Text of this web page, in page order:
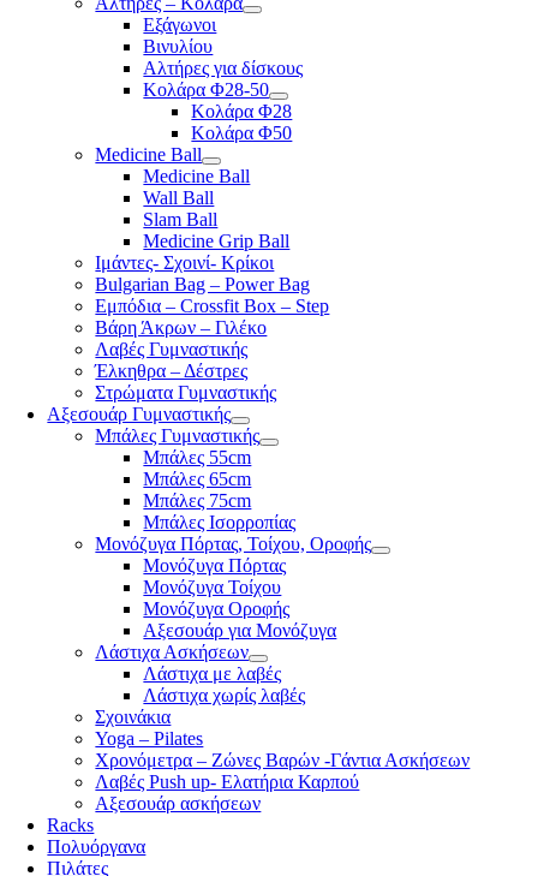
Εξάγωνοι
Βινυλίου
Αλτήρες για δίσκους
Κολάρα Φ28-50
Κολάρα Φ28
Κολάρα Φ50
Medicine Ball
Medicine Ball
Wall Ball
Slam Ball
Medicine Grip Ball
Ιμάντες- Σχοινί- Κρίκοι
Bulgarian Bag – Power Bag
Εμπόδια – Crossfit Box – Step
Βάρη Άκρων – Γιλέκο
Λαβές Γυμναστικής
Έλκηθρα – Δέστρες
Στρώματα Γυμναστικής
Αξεσουάρ Γυμναστικής
Μπάλες Γυμναστικής
Μπάλες 55cm
Μπάλες 65cm
Μπάλες 75cm
Μπάλες Ισορροπίας
Μονόζυγα Πόρτας, Τοίχου, Οροφής
Μονόζυγα Πόρτας
Μονόζυγα Τοίχου
Μονόζυγα Οροφής
Αξεσουάρ για Μονόζυγα
Λάστιχα Ασκήσεων
Λάστιχα με λαβές
Λάστιχα χωρίς λαβές
Σχοινάκια
Yoga – Pilates
Χρονόμετρα – Ζώνες Βαρών -Γάντια Ασκήσεων
Λαβές Push up- Ελατήρια Καρπού
Αξεσουάρ ασκήσεων
Racks
Πολυόργανα
Πιλάτες